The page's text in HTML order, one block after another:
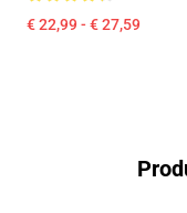
€ 22,99 - € 27,59